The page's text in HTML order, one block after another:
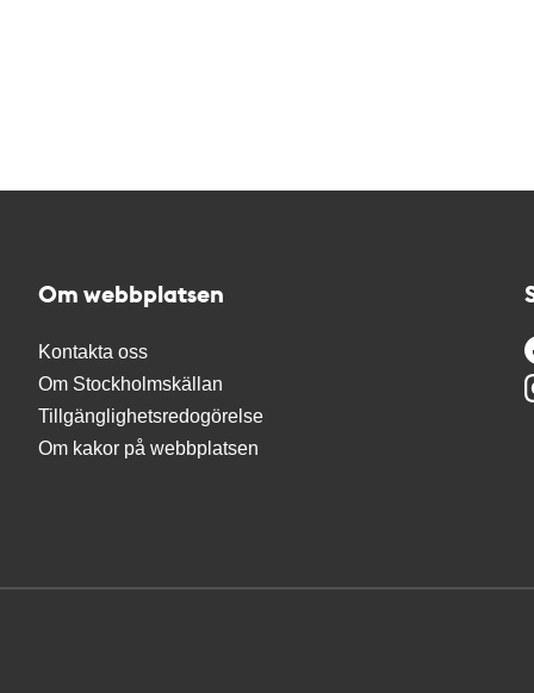
Om webbplatsen
Kontakta oss
Om Stockholmskällan
Tillgänglighetsredogörelse
Om kakor på webbplatsen